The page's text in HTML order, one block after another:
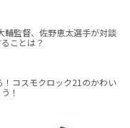
輔監督、佐野恵太選手が対談
ことは？
コスモクロック21のかわい
！